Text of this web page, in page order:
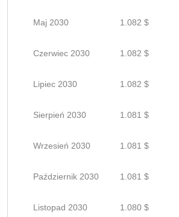
Maj 2030 1.082 $
Czerwiec 2030 1.082 $
Lipiec 2030 1.082 $
Sierpień 2030 1.081 $
Wrzesień 2030 1.081 $
Październik 2030 1.081 $
Listopad 2030 1.080 $